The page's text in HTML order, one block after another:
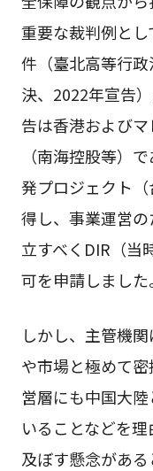
重要な裁判例と
件（臺北高等行
決、2022年宣告
告は香港および
（南海控股等）
発プロジェクト
得し、事業運営
立すべくDIR（当
可を申請しました
しかし、主管機
や市場と極めて
営層にも中国大
いることなどを
及ぼす懸念があ